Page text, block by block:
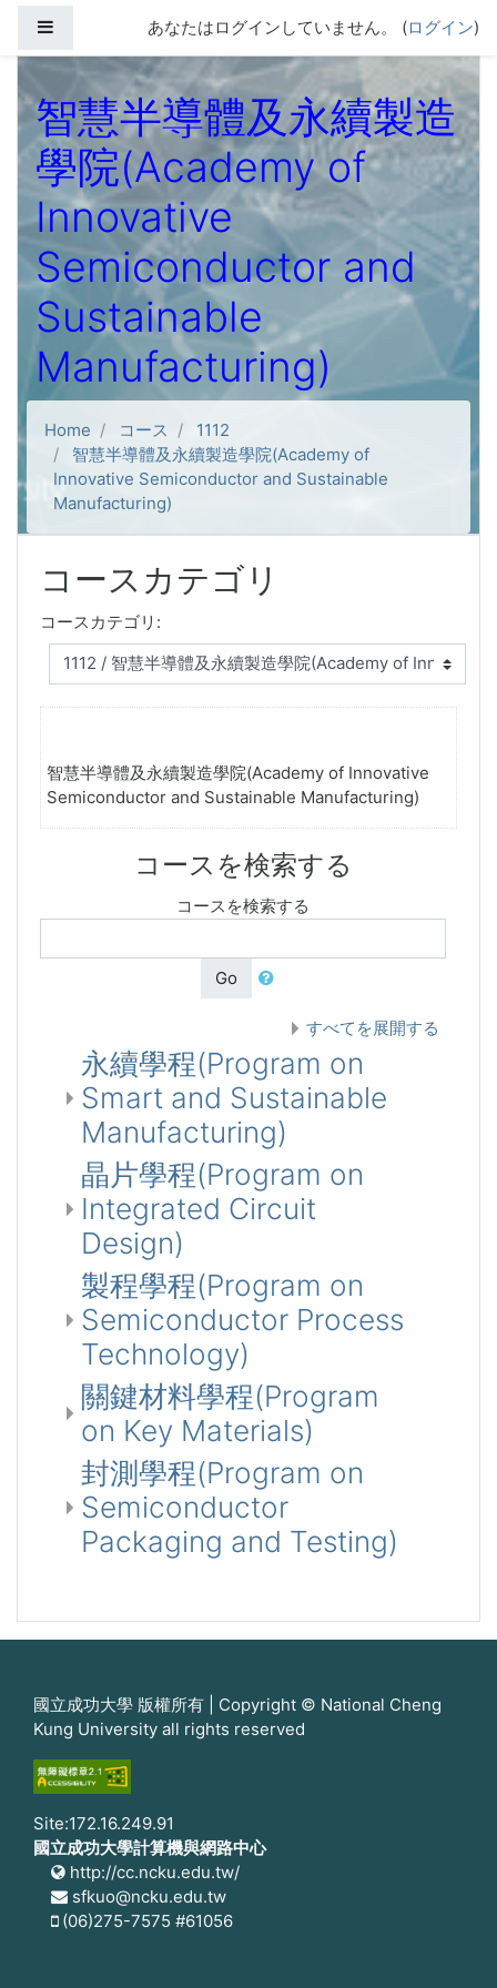
サイドパネルあなたはログインしていません。 (ログイン)
智慧半導體及永續製造
學院(Academy of
Innovative
Semiconductor and
Sustainable
Manufacturing)
Home コース
1112
智慧半導體及永續製造學院(Academy of
Innovative Semiconductor and Sustainable
Manufacturing)
コースカテゴリ
コースカテゴリ:
智慧半導體及永續製造學院(Academy of Innovative
Semiconductor and Sustainable Manufacturing)
コースを検索する
コースを検索する
Go
すべてを展開する
永續學程(Program on
Smart and Sustainable
Manufacturing)
晶片學程(Program on
Integrated Circuit
Design)
製程學程(Program on
Semiconductor Process
Technology)
關鍵材料學程(Program
on Key Materials)
封測學程(Program on
Semiconductor
Packaging and Testing)
國立成功大學 版權所有 | Copyright © National Cheng
Kung University all rights reserved
Site:172.16.249.91
國立成功大學計算機與網路中心
http://cc.ncku.edu.tw/
sfkuo@ncku.edu.tw
(06)275-7575 #61056